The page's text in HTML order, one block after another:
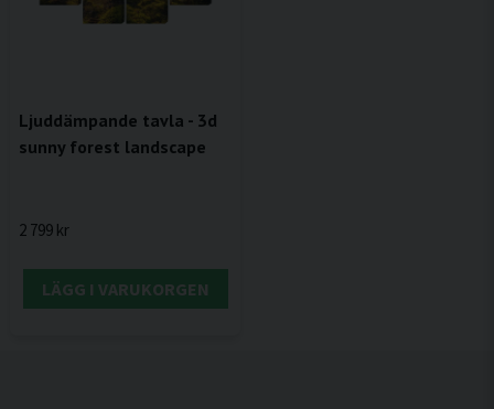
Ljuddämpande tavla - 3d
sunny forest landscape
2 799 kr
LÄGG I VARUKORGEN